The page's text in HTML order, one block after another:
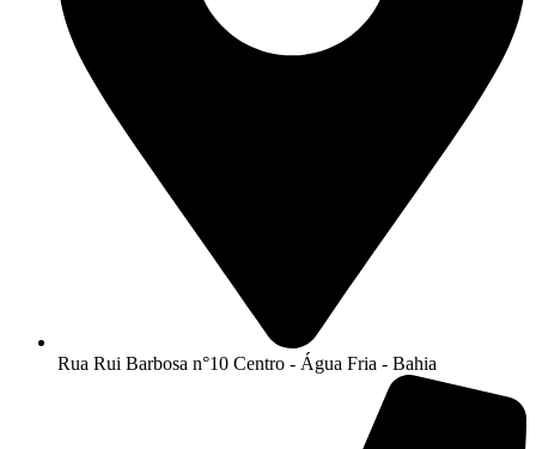
Rua Rui Barbosa n°10 Centro - Água Fria - Bahia